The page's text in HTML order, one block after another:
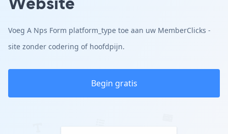
Voeg A Nps Form platform_type toe aan uw MemberClicks -
site zonder codering of hoofdpijn.
Begin gratis